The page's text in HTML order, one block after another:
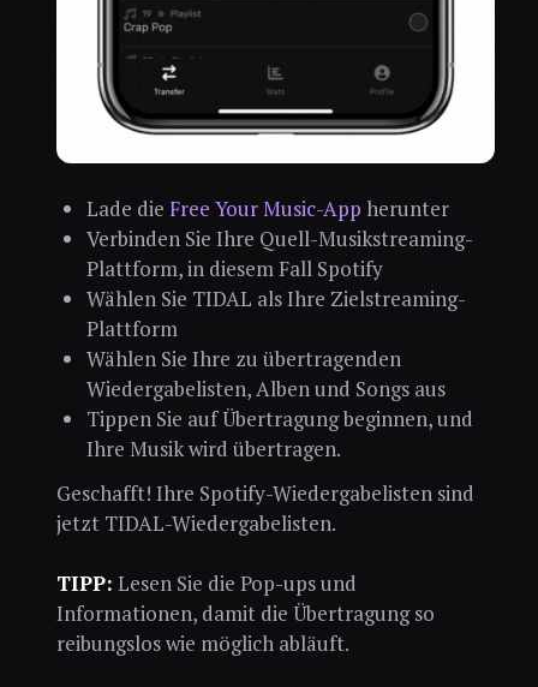
Lade die Free Your Music-App herunter
Verbinden Sie Ihre Quell-Musikstreaming-
Plattform, in diesem Fall Spotify
Wählen Sie TIDAL als Ihre Zielstreaming-
Plattform
Wählen Sie Ihre zu übertragenden
Wiedergabelisten, Alben und Songs aus
Tippen Sie auf Übertragung beginnen, und
Ihre Musik wird übertragen.
Geschafft! Ihre Spotify-Wiedergabelisten sind
jetzt TIDAL-Wiedergabelisten.
TIPP: Lesen Sie die Pop-ups und
Informationen, damit die Übertragung so
reibungslos wie möglich abläuft.